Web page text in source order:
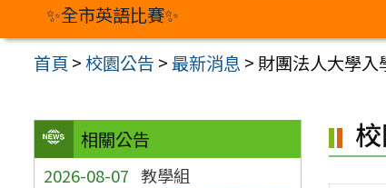
✨全市英語比賽✨
首頁 >校園公告 >最新消息 > 財團法人大學入
相關公告
2026-08-07 教學組